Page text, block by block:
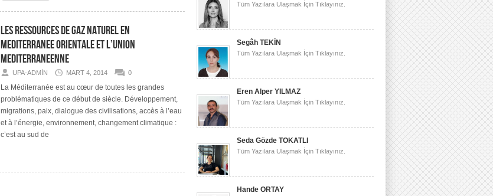
LES RESSOURCES DE GAZ NATUREL EN
MEDITERRANEE ORIENTALE ET L’UNION
MEDITERRANEENNE
UPA-ADMIN MART 4, 2014 0
La Méditerranée est au cœur de toutes les grandes
problématiques de ce début de siècle. Développement,
migrations, paix, dialogue des civilisations, accès à l’eau
et à l’énergie, environnement, changement climatique :
c’est au sud de
Tüm Yazılara Ulaşmak İçin Tıklayınız.
Segâh TEKİN
Tüm Yazılara Ulaşmak İçin Tıklayınız.
Eren Alper YILMAZ
Tüm Yazılara Ulaşmak İçin Tıklayınız.
Seda Gözde TOKATLI
Tüm Yazılara Ulaşmak İçin Tıklayınız.
Hande ORTAY